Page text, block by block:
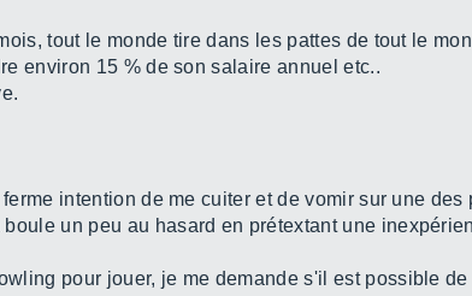
tout le monde tire dans les pattes de tout le
environ 15 % de son salaire annuel etc..
intention de me cuiter et de vomir sur une des
un peu au hasard en prétextant une
pour jouer, je me demande s'il est possible